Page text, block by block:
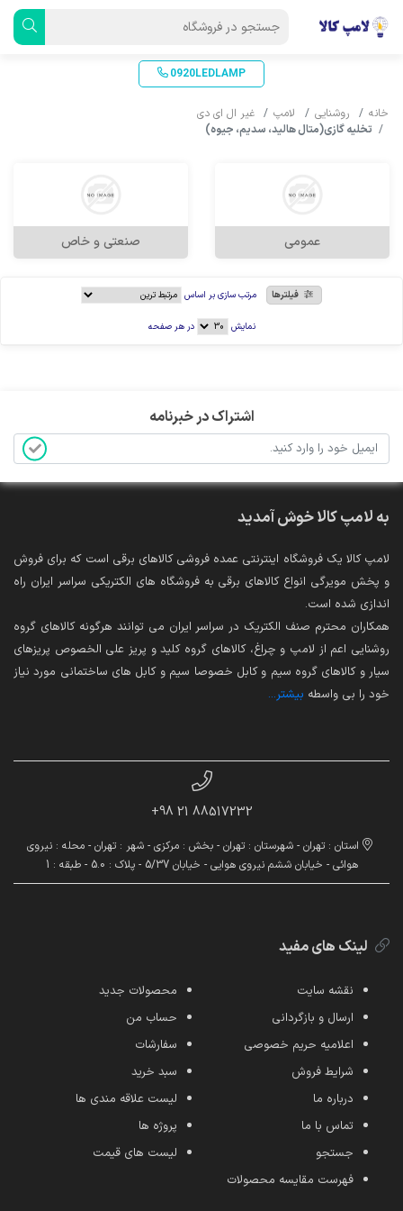
0920LEDLAMP
خانه روشنایی لامپ
غیر ال ای دی
تخلیه گازی(متال هالید، سدیم، جیوه)
عمومی صنعتی و خاص
فیلترها مرتب سازی بر اساس
نمایش در هر صفحه
اشتراک در خبرنامه
به لامپ کالا خوش آمدید
لامپ کالا یک فروشگاه اینترنتی عمده فروشی کالاهای برقی است که برای فروش
و پخش مویرگی انواع کالاهای برقی به فروشگاه های الکتریکی سراسر ایران راه
اندازی شده است.
همکاران محترم صنف الکتریک در سراسر ایران می توانند هرگونه کالاهای گروه
روشنایی اعم از لامپ و چراغ، کالاهای گروه کلید و پریز علی الخصوص پریزهای
سیار و کالاهای گروه سیم و کابل خصوصا سیم و کابل های ساختمانی مورد نیاز
خود را بی واسطه بیشتر...
88517232 21 98+
استان : تهران - شهرستان : تهران - بخش : مرکزی - شهر : تهران - محله : نیروی
هوائی - خیابان ششم نیروی هوایی - خیابان 5/37 - پلاک : 5.0 - طبقه : 1
لینک های مفید
نقشه سایت
ارسال و بازگردانی
اعلامیه حریم خصوصی
شرایط فروش
درباره ما
تماس با ما
جستجو
فهرست مقایسه محصولات
محصولات جدید
حساب من
سفارشات
سبد خرید
لیست علاقه مندی ها
پروژه ها
لیست های قیمت